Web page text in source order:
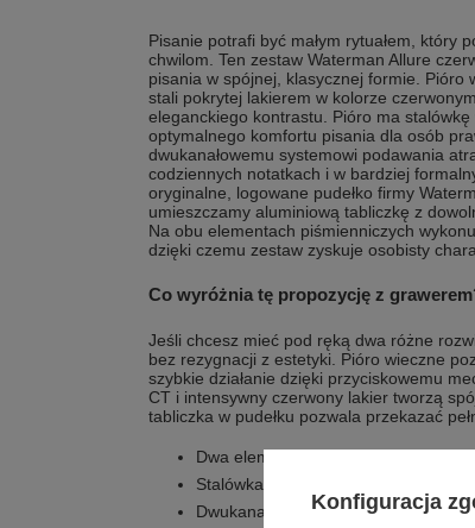
Pisanie potrafi być małym rytuałem, który
chwilom. Ten zestaw Waterman Allure
pisania w spójnej, klasycznej formie. Pióro
stali pokrytej lakierem w kolorze
eleganckiego kontrastu. Pióro ma
optymalnego komfortu pisania dla osób
dwukanałowemu systemowi podawania
codziennych notatkach i w bardziej
oryginalne, logowane pudełko firmy
umieszczamy aluminiową tabliczkę z
Na obu elementach piśmienniczych
dzięki czemu zestaw zyskuje osobisty
Co wyróżnia tę propozycję z
Jeśli chcesz mieć pod ręką dwa różne
bez rezygnacji z estetyki. Pióro wieczne
szybkie działanie dzięki przyciskowemu
CT i intensywny czerwony lakier tworzą
tabliczka w pudełku pozwala przekazać
Dwa elementy piśmiennicze w jednej
Stalówka F zaprojektowana dla
Dwukanałowy system podawania
Konfiguracja